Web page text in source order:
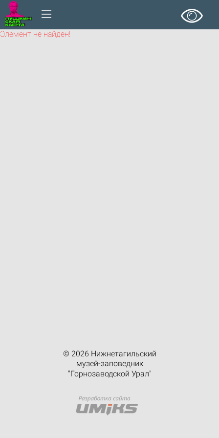
Элемент не найден!
© 2026 Нижнетагильский
музей-заповедник
"Горнозаводской Урал"